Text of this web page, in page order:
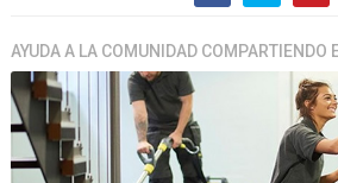
AYUDA A LA COMUNIDAD COMPARTIENDO